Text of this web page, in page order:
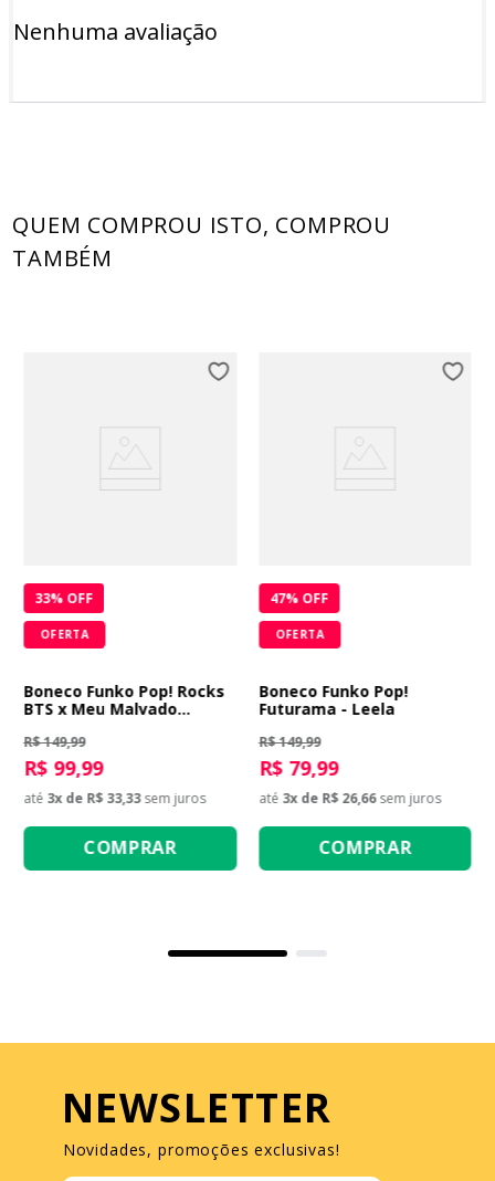
Nenhuma avaliação
QUEM COMPROU ISTO, COMPROU
TAMBÉM
33% OFF
OFERTA
Boneco Funko Pop! Rocks
BTS x Meu Malvado
R$ 149,99
R$ 99,99
até 3x de R$ 33,33 sem juros
COMPRAR
47% OFF
OFERTA
Boneco Funko Pop!
Futurama - Leela
R$ 149,99
R$ 79,99
até 3x de R$ 26,66 sem juros
COMPRAR
NEWSLETTER
Novidades, promoções exclusivas!